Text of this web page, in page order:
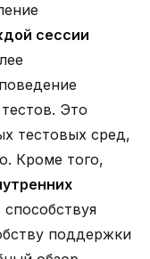
сессии
Это
тестовых сред,
Кроме того,
способствуя
поддержки